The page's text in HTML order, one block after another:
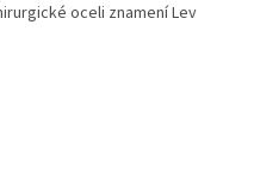
oceli znamení Lev